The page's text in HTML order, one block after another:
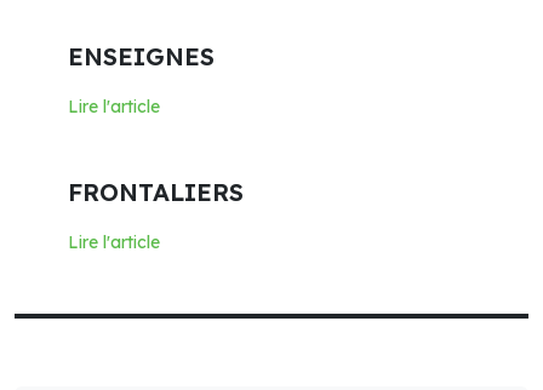
ENSEIGNES
Lire l'article
FRONTALIERS
Lire l'article